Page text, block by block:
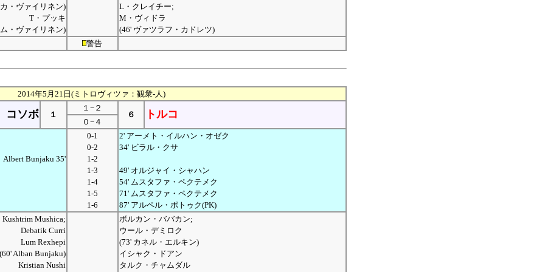
・ヴァイリネン)
T・プッキ
・ヴァイリネン)
L・クレイチー;
M・ヴィドラ
(46' ヴァツラフ・カドレツ)
警告
2014年5月21日(ミトロヴィツァ：観衆-人)
コソボ １
１−２
６ トルコ
０−４
Albert Bunjaku 35'
0-1
0-2
1-2
1-3
1-4
1-5
1-6
2' アーメト・イルハン・オゼク
34' ビラル・クサ
49' オルジャイ・シャハン
54' ムスタファ・ペクテメク
71' ムスタファ・ペクテメク
87' アルペル・ポトゥク(PK)
Kushtrim Mushica;
Debatik Curri
Lum Rexhepi
(60' Alban Bunjaku)
Kristian Nushi
ボルカン・ババカン;
ウール・デミロク
(73' カネル・エルキン)
イシャク・ドアン
タルク・チャムダル